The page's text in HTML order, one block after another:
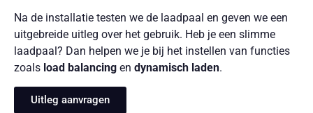
Na de installatie testen we de laadpaal en geven we een
uitgebreide uitleg over het gebruik. Heb je een slimme
laadpaal? Dan helpen we je bij het instellen van functies
zoals load balancing en dynamisch laden.
Uitleg aanvragen